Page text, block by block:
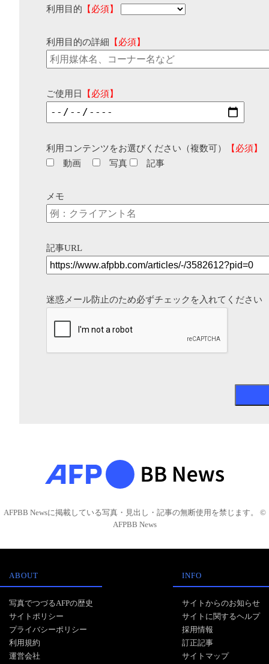
利用目的 【必須】
利用目的の詳細 【必須】
ご使用日 【必須】
利用コンテンツをお選びください（複数可）
【必須】
動画
写真 記事
メモ
記事URL
迷惑メール防止のため必ずチェックを入れてください
AFPBB Newsに掲載している写真・見出し・記事の無断使用を禁じます。 ©
AFPBB News
ABOUT
写真でつづるAFPの歴史
サイトポリシー
プライバシーポリシー
利用規約
運営会社
INFO
サイトからのお知らせ
サイトに関するヘルプ
採用情報
訂正記事
サイトマップ